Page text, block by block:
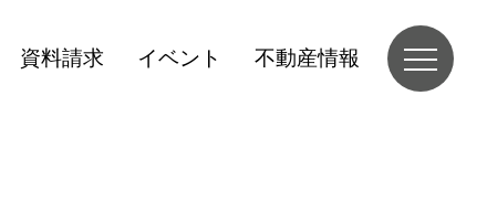
資料請求 イベント 不動産情報